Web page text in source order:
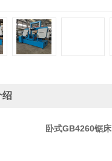
绍
GB4260锯床